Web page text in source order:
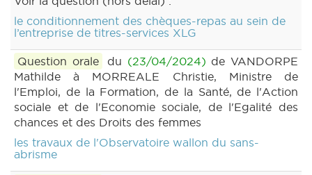
le conditionnement des chèques-repas au sein de
l’entreprise de titres-services XLG
Question orale du (23/04/2024) de VANDORPE
Mathilde à MORREALE Christie, Ministre de
l'Emploi, de la Formation, de la Santé, de l'Action
sociale et de l'Economie sociale, de l'Egalité des
chances et des Droits des femmes
les travaux de l'Observatoire wallon du sans-
abrisme